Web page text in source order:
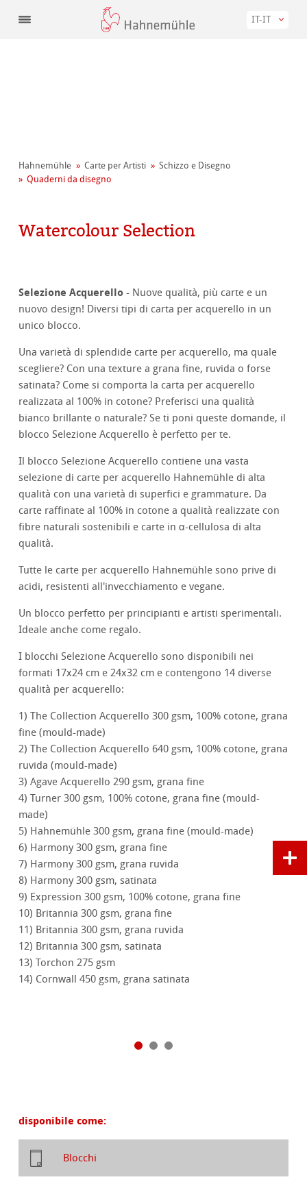
IT-IT
Hahnemühle Carte per Artisti
Schizzo e Disegno
Quaderni da disegno
Watercolour Selection
Selezione Acquerello - Nuove qualità, più carte e un
nuovo design! Diversi tipi di carta per acquerello in un
unico blocco.
Una varietà di splendide carte per acquerello, ma quale
scegliere? Con una texture a grana fine, ruvida o forse
satinata? Come si comporta la carta per acquerello
realizzata al 100% in cotone? Preferisci una qualità
bianco brillante o naturale? Se ti poni queste domande, il
blocco Selezione Acquerello è perfetto per te.
Il blocco Selezione Acquerello contiene una vasta
selezione di carte per acquerello Hahnemühle di alta
qualità con una varietà di superfici e grammature. Da
carte raffinate al 100% in cotone a qualità realizzate con
fibre naturali sostenibili e carte in α-cellulosa di alta
qualità.
Tutte le carte per acquerello Hahnemühle sono prive di
acidi, resistenti all'invecchiamento e vegane.
Un blocco perfetto per principianti e artisti sperimentali.
Ideale anche come regalo.
I blocchi Selezione Acquerello sono disponibili nei
formati 17x24 cm e 24x32 cm e contengono 14 diverse
qualità per acquerello:
1) The Collection Acquerello 300 gsm, 100% cotone, grana
fine (mould-made)
2) The Collection Acquerello 640 gsm, 100% cotone, grana
ruvida (mould-made)
3) Agave Acquerello 290 gsm, grana fine
4) Turner 300 gsm, 100% cotone, grana fine (mould-
made)
5) Hahnemühle 300 gsm, grana fine (mould-made)
6) Harmony 300 gsm, grana fine
7) Harmony 300 gsm, grana ruvida
8) Harmony 300 gsm, satinata
9) Expression 300 gsm, 100% cotone, grana fine
10) Britannia 300 gsm, grana fine
11) Britannia 300 gsm, grana ruvida
12) Britannia 300 gsm, satinata
13) Torchon 275 gsm
14) Cornwall 450 gsm, grana satinata
disponibile come:
Blocchi